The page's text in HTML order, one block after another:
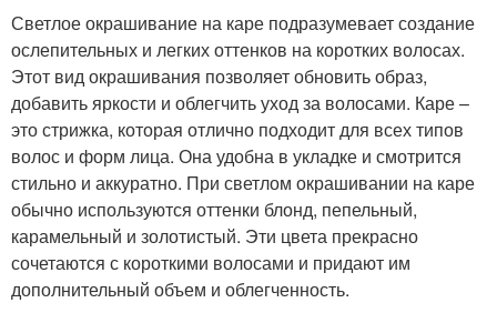
Светлое окрашивание на каре подразумевает создание
ослепительных и легких оттенков на коротких волосах.
Этот вид окрашивания позволяет обновить образ,
добавить яркости и облегчить уход за волосами. Каре –
это стрижка, которая отлично подходит для всех типов
волос и форм лица. Она удобна в укладке и смотрится
стильно и аккуратно. При светлом окрашивании на каре
обычно используются оттенки блонд, пепельный,
карамельный и золотистый. Эти цвета прекрасно
сочетаются с короткими волосами и придают им
дополнительный объем и облегченность.